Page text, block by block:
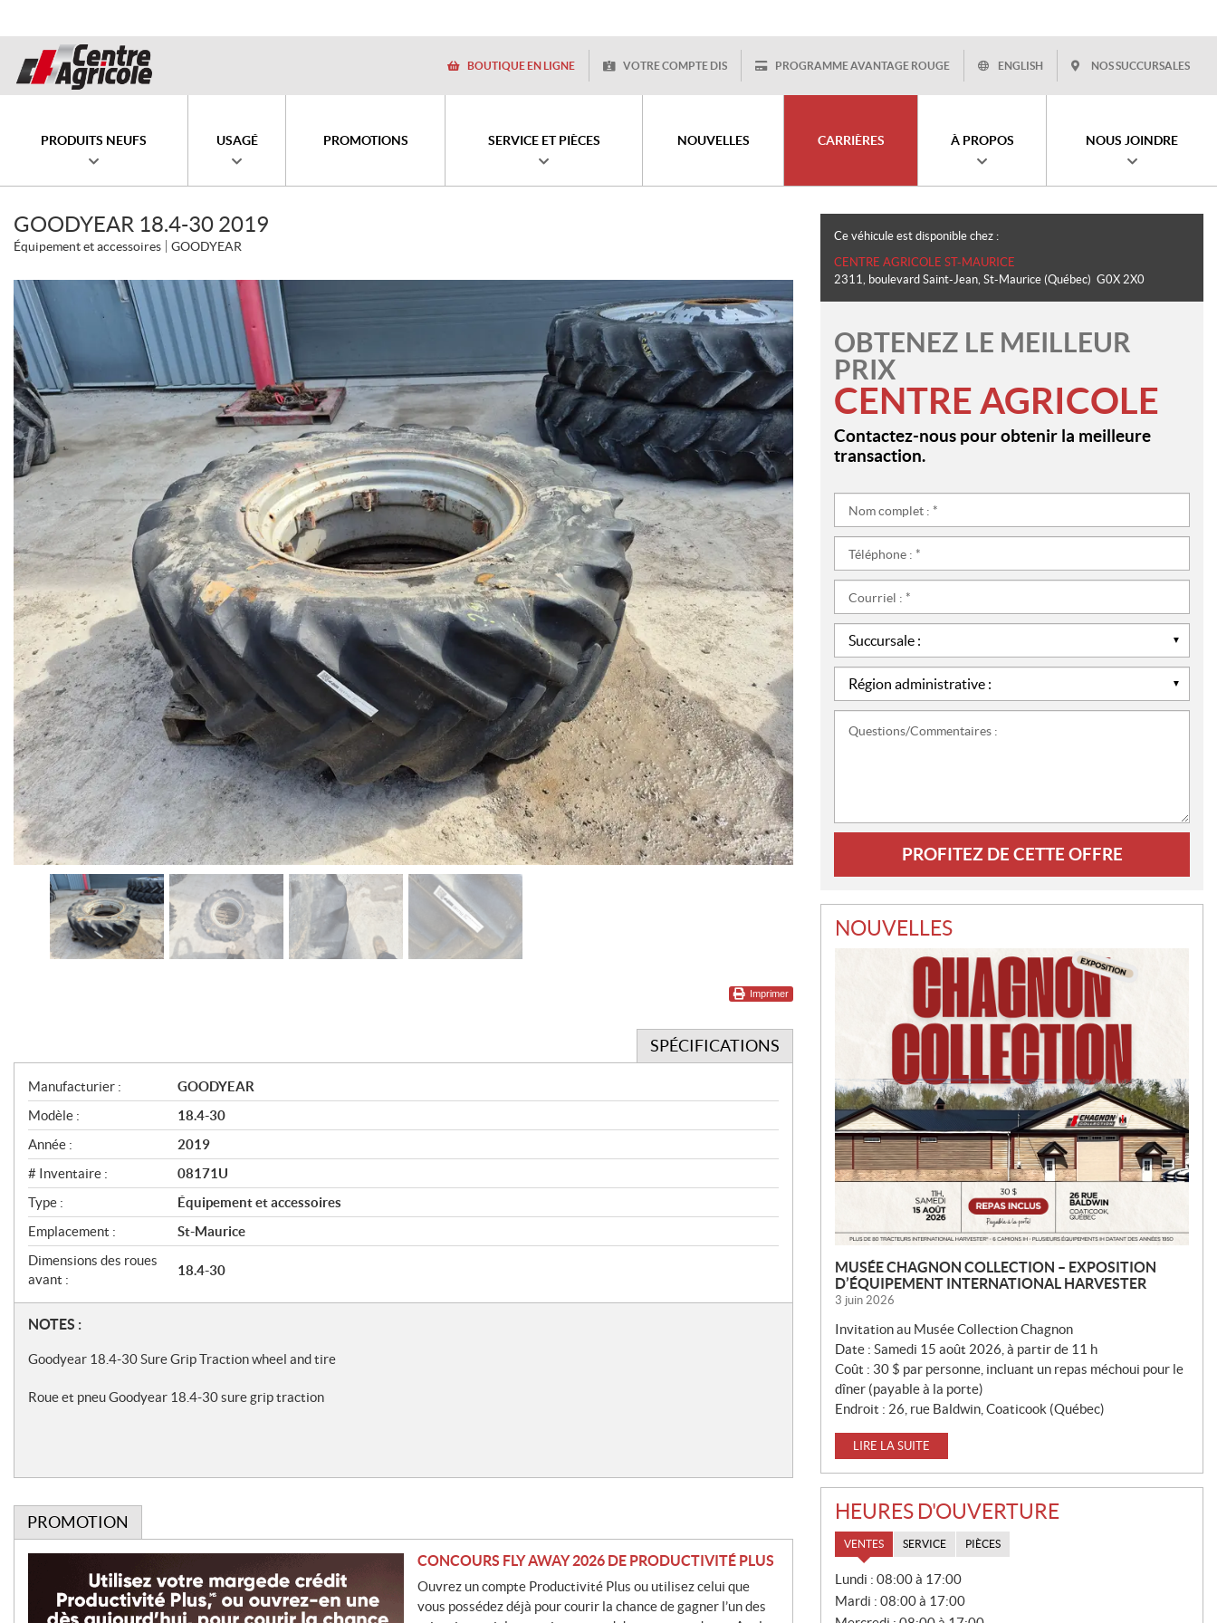
BOUTIQUE EN LIGNE VOTRE COMPTE DIS PROGRAMME AVANTAGE ROUGE ENGLISH NOS SUCCURSALES
PRODUITS NEUFS USAGÉ PROMOTIONS SERVICE ET PIÈCES NOUVELLES CARRIÈRES À PROPOS NOUS JOINDRE
GOODYEAR 18.4-30 2019
Équipement et accessoires GOODYEAR
Imprimer
SPÉCIFICATIONS
S
p
é
c
i
f
i
c
a
t
i
o
Manufacturier :
GOODYEAR
Modèle :
18.4-30
Année :
2019
# Inventaire :
08171U
Type :
Équipement et accessoires
Emplacement :
St-Maurice
Dimensions des roues
avant :
18.4-30
N
o
t
e
NOTES :
Goodyear 18.4-30 Sure Grip Traction wheel and tire
Roue et pneu Goodyear 18.4-30 sure grip traction
PROMOTION
CONCOURS FLY AWAY 2026 DE PRODUCTIVITÉ PLUS
Ouvrez un compte Productivité Plus ou utilisez celui que
vous possédez déjà pour courir la chance de gagner l’un des
Ce véhicule est disponible chez :
CENTRE AGRICOLE ST-MAURICE
2311, boulevard Saint-Jean, St-Maurice (Québec) G0X 2X0
OBTENEZ LE MEILLEUR
PRIX
CENTRE AGRICOLE
Contactez-nous pour obtenir la meilleure
transaction.
complet
:
*
*Succursale
*Région
administrative
:
NOUVELLES
MUSÉE CHAGNON COLLECTION – EXPOSITION
D’ÉQUIPEMENT INTERNATIONAL HARVESTER
3 juin 2026
Invitation au Musée Collection Chagnon
Date : Samedi 15 août 2026, à partir de 11 h
Coût : 30 $ par personne, incluant un repas méchoui pour le
dîner (payable à la porte)
Endroit : 26, rue Baldwin, Coaticook (Québec)
LIRE LA SUITE
HEURES D'OUVERTURE
VENTES SERVICE PIÈCES
V
N
Lundi : 08:00 à 17:00
Mardi : 08:00 à 17:00